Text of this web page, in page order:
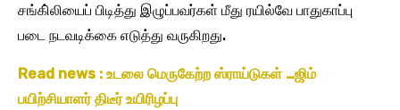
சங்கி்லியைப் பிடித்து இழுப்பவர்கள் மீது ரயில்வே பாதுகாப்பு
படை நடவடிக்கை எடுத்து வருகிறது.
Read news : உடலை மெருகேற்ற ஸ்ராய்டுகள் …ஜிம்
பயிற்சியாளர் திடீர் உயிரிழப்பு